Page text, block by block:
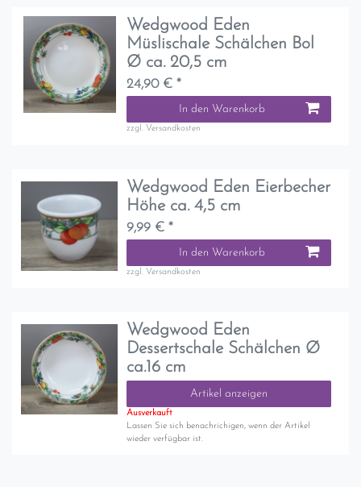
Wedgwood Eden
Müslischale Schälchen Bol
Ø ca. 20,5 cm
24,90 € *
In den Warenkorb
zzgl. Versandkosten
Wedgwood Eden Eierbecher
Höhe ca. 4,5 cm
9,99 € *
In den Warenkorb
zzgl. Versandkosten
Wedgwood Eden
Dessertschale Schälchen Ø
ca.16 cm
Artikel anzeigen
Ausverkauft
Lassen Sie sich benachrichigen, wenn der Artikel
wieder verfügbar ist.